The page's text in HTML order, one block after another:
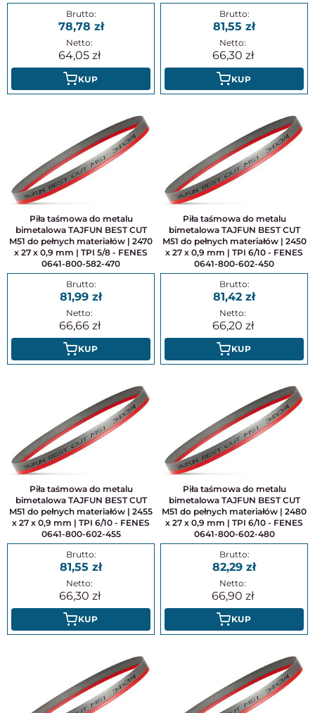
78,78
64,05
KUP
81,55
66,30
KUP
Piła taśmowa do metalu
bimetalowa TAJFUN BEST CUT
M51 do pełnych materiałów | 2470
x 27 x 0,9 mm | TPI 5/8 - FENES
0641-800-582-470
81,99
66,66
KUP
Piła taśmowa do metalu
bimetalowa TAJFUN BEST CUT
M51 do pełnych materiałów | 2450
x 27 x 0,9 mm | TPI 6/10 - FENES
0641-800-602-450
81,42
66,20
KUP
Piła taśmowa do metalu
bimetalowa TAJFUN BEST CUT
M51 do pełnych materiałów | 2455
x 27 x 0,9 mm | TPI 6/10 - FENES
0641-800-602-455
81,55
66,30
KUP
Piła taśmowa do metalu
bimetalowa TAJFUN BEST CUT
M51 do pełnych materiałów | 2480
x 27 x 0,9 mm | TPI 6/10 - FENES
0641-800-602-480
82,29
66,90
KUP